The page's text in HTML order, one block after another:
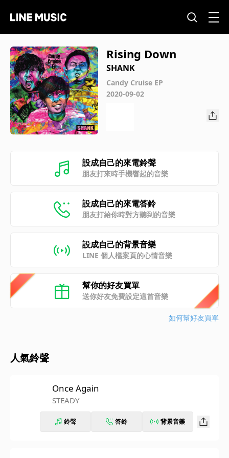
Rising Down
SHANK
Candy Cruise EP
2020-09-02
設成自己的來電鈴聲
朋友打來時手機響起的音樂
設成自己的來電答鈴
朋友打給你時對方聽到的音樂
設成自己的背景音樂
LINE 個人檔案頁的心情音樂
幫你的好友買單
送你好友免費設定這首音樂
如何幫好友買單
人氣鈴聲
Once Again
STEADY
鈴聲 答鈴 背景音樂